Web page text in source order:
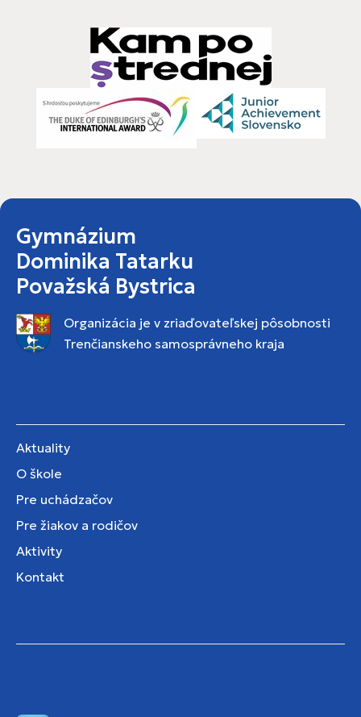
Gymnázium
Dominika Tatarku
Považská Bystrica
Organizácia je v zriaďovateľskej pôsobnosti
Trenčianskeho samosprávneho kraja
Aktuality
O škole
Pre uchádzačov
Pre žiakov a rodičov
Aktivity
Kontakt